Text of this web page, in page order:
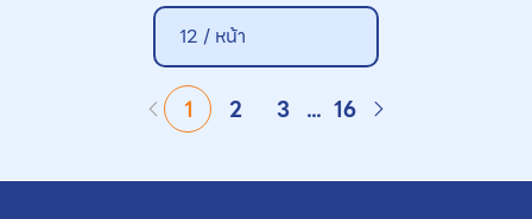
12 / หน้า
1 2 3 ... 16